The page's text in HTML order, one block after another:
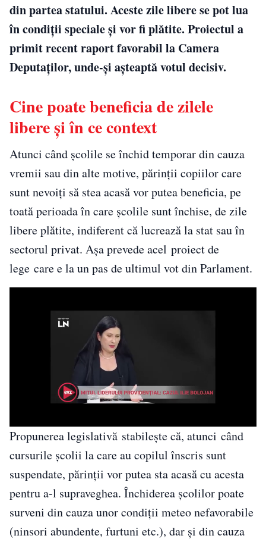
din partea statului. Aceste zile libere se pot lua
în condiții speciale și vor fi plătite. Proiectul a
primit recent raport favorabil la Camera
Deputaților, unde-și așteaptă votul decisiv.
Cine poate beneficia de zilele
libere și în ce context
Atunci când școlile se închid temporar din cauza
vremii sau din alte motive, părinții copiilor care
sunt nevoiți să stea acasă vor putea beneficia, pe
toată perioada în care școlile sunt închise, de zile
libere plătite, indiferent că lucrează la stat sau în
sectorul privat. Așa prevede acel proiect de
lege care e la un pas de ultimul vot din Parlament.
Propunerea legislativă stabilește că, atunci când
cursurile școlii la care au copilul înscris sunt
suspendate, părinții vor putea sta acasă cu acesta
pentru a-l supraveghea. Închiderea școlilor poate
surveni din cauza unor condiții meteo nefavorabile
(ninsori abundente, furtuni etc.), dar și din cauza